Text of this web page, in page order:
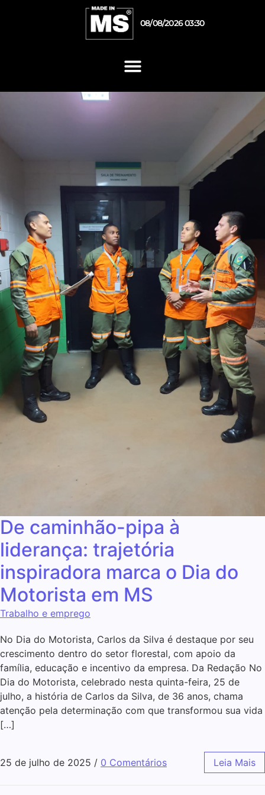
08/08/2026 03:30
De caminhão-pipa à
liderança: trajetória
inspiradora marca o Dia do
Motorista em MS
Trabalho e emprego
No Dia do Motorista, Carlos da Silva é destaque por seu
crescimento dentro do setor florestal, com apoio da
família, educação e incentivo da empresa. Da Redação No
Dia do Motorista, celebrado nesta quinta-feira, 25 de
julho, a história de Carlos da Silva, de 36 anos, chama
atenção pela determinação com que transformou sua vida
[…]
25 de julho de 2025 / 0 Comentários Leia Mais